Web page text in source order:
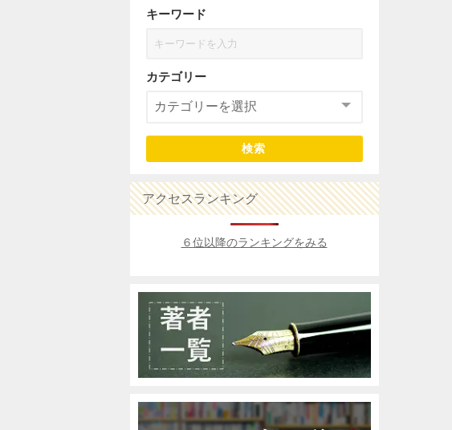
キーワード
カテゴリー
検索
アクセスランキング
６位以降のランキングをみる